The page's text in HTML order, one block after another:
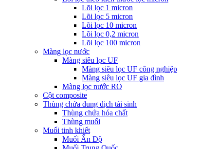
Lõi lọc 1 micron
Lõi lọc 5 micron
Lõi lọc 10 micron
Lõi lọc 0,2 micron
Lõi lọc 100 micron
Màng lọc nước
Màng siêu lọc UF
Màng siêu lọc UF công nghiệp
Màng siêu lọc UF gia đình
Màng lọc nước RO
Cột composite
Thùng chứa dung dịch tái sinh
Thùng chứa hóa chất
Thùng muối
Muối tinh khiết
Muối Ấn Độ